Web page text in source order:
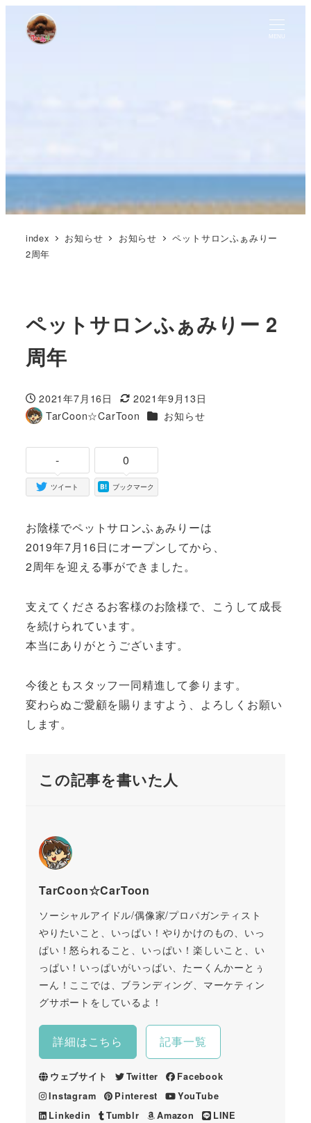
MENU
index お知らせ お知らせ
ペットサロンふぁみりー
2周年
ペットサロンふぁみりー 2
周年
投稿日
2021年7月16日
更新日
2021年9月13日
著
TarCoon☆CarToon カテゴリー
お知らせ
-
ツイート
0
ブックマーク
お陰様でペットサロンふぁみりーは
2019年7月16日にオープンしてから、
2周年を迎える事ができました。
支えてくださるお客様のお陰様で、こうして成長
を続けられています。
本当にありがとうございます。
今後ともスタッフ一同精進して参ります。
変わらぬご愛顧を賜りますよう、よろしくお願い
します。
この記事を書いた人
TarCoon☆CarToon
ソーシャルアイドル/偶像家/プロパガンティスト
やりたいこと、いっぱい！やりかけのもの、いっ
ぱい！怒られること、いっぱい！楽しいこと、い
っぱい！いっぱいがいっぱい、たーくんかーとぅ
ーん！ここでは、ブランディング、マーケティン
グサポートをしているよ！
詳細はこちら 記事一覧
ウェブサイト Twitter
Facebook
Instagram
Pinterest
YouTube
Linkedin
Tumblr Amazon LINE